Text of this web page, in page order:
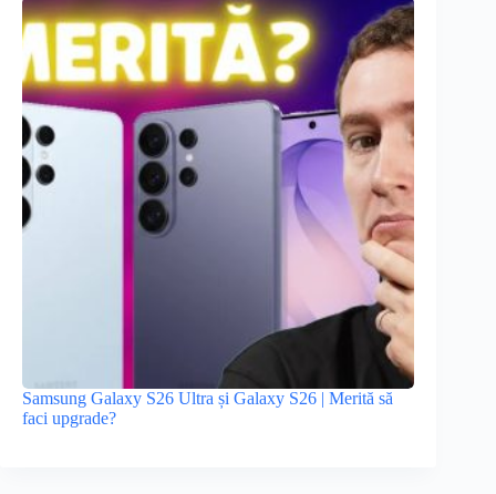
Samsung Galaxy S26 Ultra și Galaxy S26 | Merită să
faci upgrade?